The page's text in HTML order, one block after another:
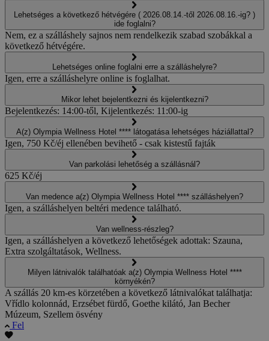
Lehetséges a következő hétvégére ( 2026.08.14.-től 2026.08.16.-ig? )
ide foglalni?
Nem, ez a szálláshely sajnos nem rendelkezik szabad szobákkal a
következő hétvégére.
Lehetséges online foglalni erre a szálláshelyre?
Igen, erre a szálláshelyre online is foglalhat.
Mikor lehet bejelentkezni és kijelentkezni?
Bejelentkezés: 14:00-től, Kijelentkezés: 11:00-ig
A(z) Olympia Wellness Hotel **** látogatása lehetséges háziállattal?
Igen, 750 Kč/éj ellenében bevihető - csak kistestű fajták
Van parkolási lehetőség a szállásnál?
625 Kč/éj
Van medence a(z) Olympia Wellness Hotel **** szálláshelyen?
Igen, a szálláshelyen beltéri medence található.
Van wellness-részleg?
Igen, a szálláshelyen a következő lehetőségek adottak: Szauna,
Extra szolgáltatások, Wellness.
Milyen látnivalók találhatóak a(z) Olympia Wellness Hotel ****
környékén?
A szállás 20 km-es körzetében a következő látnivalókat találhatja:
Vřídlo kolonnád, Erzsébet fürdő, Goethe kilátó, Jan Becher
Múzeum, Szellem ösvény
Fel